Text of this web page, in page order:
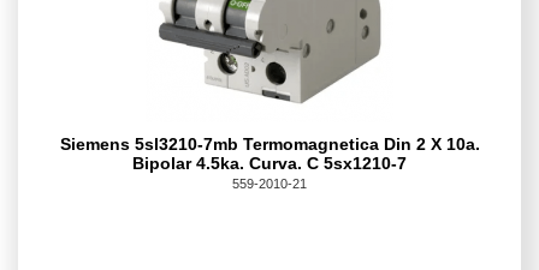
Siemens 5sl3210-7mb Termomagnetica Din 2 X 10a.
Bipolar 4.5ka. Curva. C 5sx1210-7
559-2010-21